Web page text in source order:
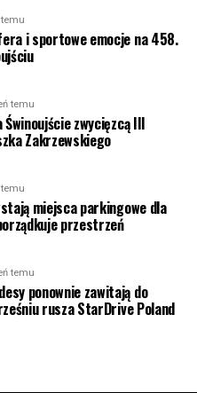
i sportowe emocje na 458.
temu
zwycięzcą III
Zakrzewskiego
miejsca parkingowe dla
przestrzeń
temu
ponownie zawitają do
rusza StarDrive Poland